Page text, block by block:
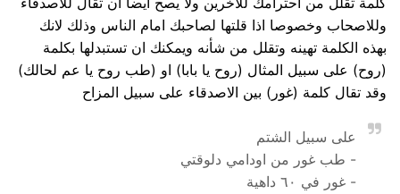
وللاصحاب وخصوصا اذا قلتها لصاحبك امام الناس وذلك لانك
بهذه الكلمة تهينه وتقلل من شأنه ويمكنك ان تستبدلها بكلمة
(روح) على سبيل المثال (روح يا بابا) او (طب روح يا عم لحالك)
وقد تقال كلمة (غور) بين الاصدقاء على سبيل المزاح
على سبيل الشتم
- طب غور من اودامي دلوقتي
- غور في ٦٠ داهية